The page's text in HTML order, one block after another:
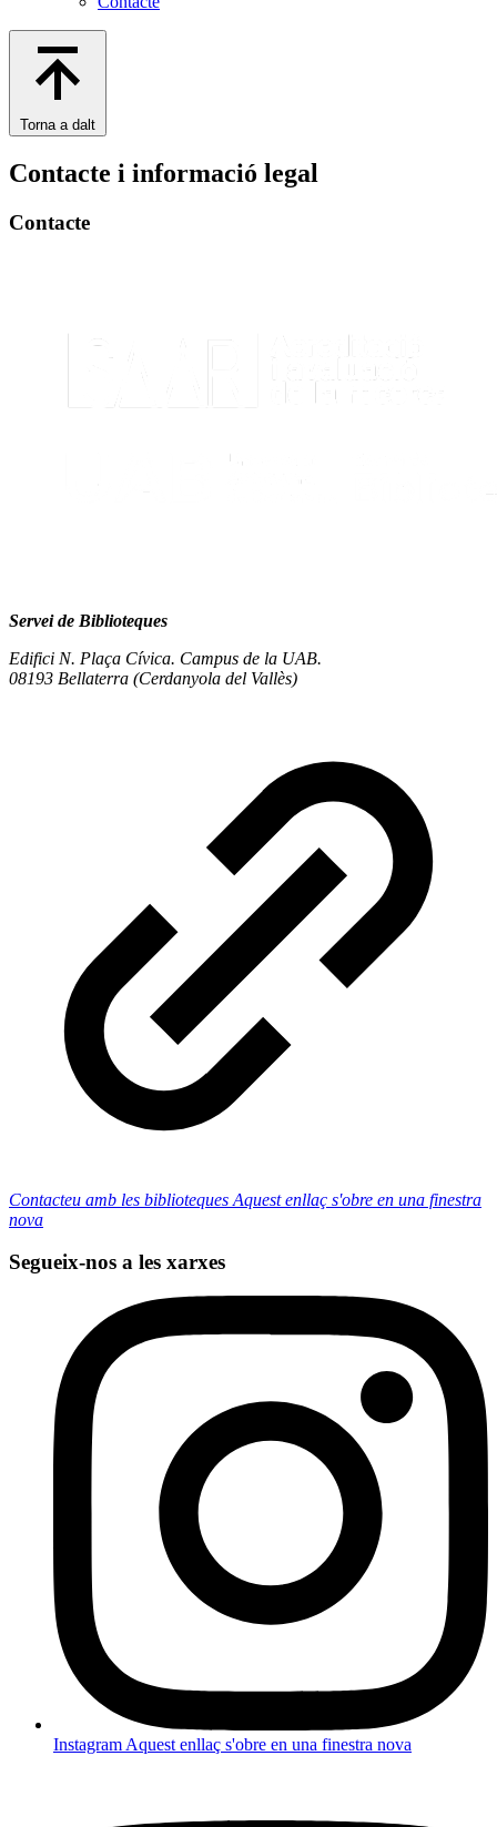
Torna a dalt
Contacte i informació legal
Contacte
Servei de Biblioteques
Edifici N. Plaça Cívica. Campus de la UAB.
08193 Bellaterra (Cerdanyola del Vallès)
Contacteu amb les biblioteques Aquest enllaç s'obre en una finestra
nova
Segueix-nos a les xarxes
Instagram Aquest enllaç s'obre en una finestra nova